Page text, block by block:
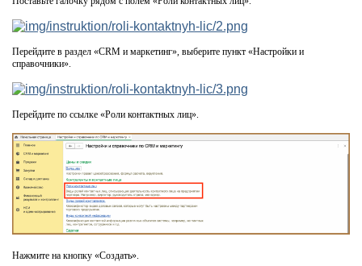
Перейдите в раздел «CRM и маркетинг», выберите пункт «Настройки и
справочники».
Перейдите по ссылке «Роли контактных лиц».
Нажмите на кнопку «Создать».